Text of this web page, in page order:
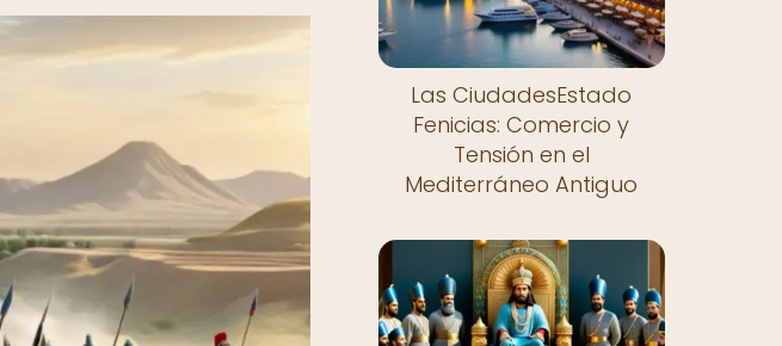
Las CiudadesEstado
Fenicias: Comercio y
Tensión en el
Mediterráneo Antiguo